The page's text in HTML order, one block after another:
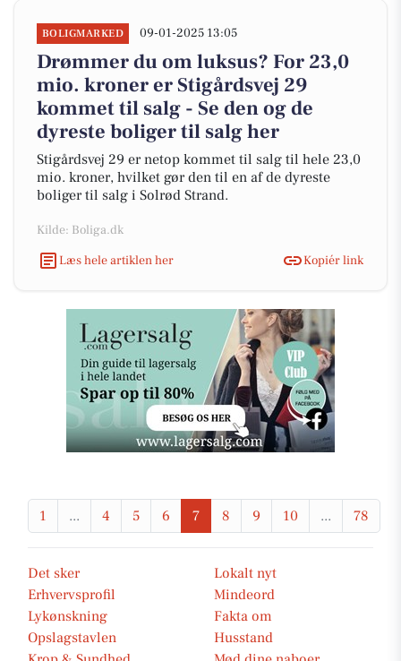
BOLIGMARKED 09-01-2025 13:05
Drømmer du om luksus? For 23,0
mio. kroner er Stigårdsvej 29
kommet til salg - Se den og de
dyreste boliger til salg her
Stigårdsvej 29 er netop kommet til salg til hele 23,0
mio. kroner, hvilket gør den til en af de dyreste
boliger til salg i Solrød Strand.
Kilde: Boliga.dk
Læs hele artiklen her
Kopiér link
1 ... 4 5 6 7 8 9 10 ... 78
Det sker
Lokalt nyt
Erhvervsprofil
Mindeord
Lykønskning
Fakta om
Opslagstavlen
Husstand